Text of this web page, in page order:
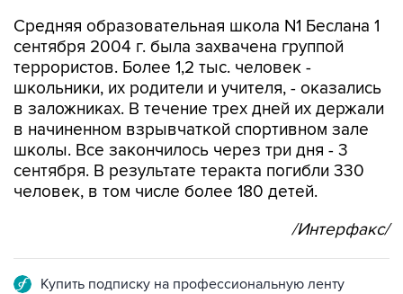
Средняя образовательная школа N1 Беслана 1
сентября 2004 г. была захвачена группой
террористов. Более 1,2 тыс. человек -
школьники, их родители и учителя, - оказались
в заложниках. В течение трех дней их держали
в начиненном взрывчаткой спортивном зале
школы. Все закончилось через три дня - 3
сентября. В результате теракта погибли 330
человек, в том числе более 180 детей.
/Интерфакс/
Купить подписку на профессиональную ленту